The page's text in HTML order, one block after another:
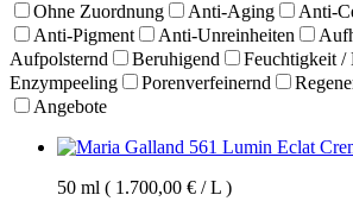
Ohne Zuordnung
Anti-Aging Anti-
Anti-Pigment
Anti-Unreinheiten
Aufpolsternd
Beruhigend Feuchtigkeit /
Enzympeeling
Porenverfeinernd
Angebote
50 ml ( 1.700,00 € / L )